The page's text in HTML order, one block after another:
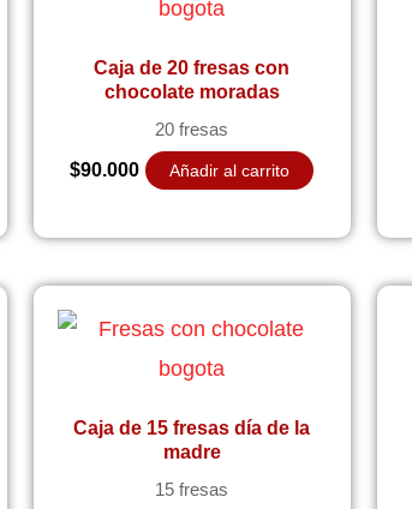
Caja de 20 fresas con
chocolate moradas
20 fresas
$90.000 Añadir al carrito
Caja de 15 fresas día de la
madre
15 fresas